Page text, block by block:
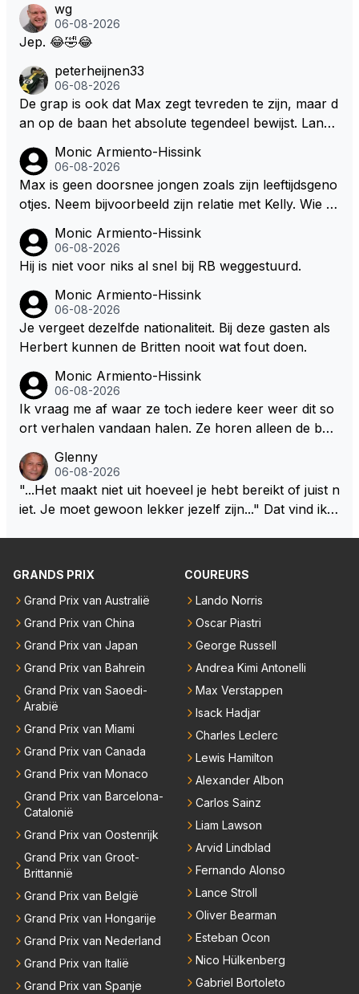
s. Je kunt de Staat het best vergelijken met de sherif
f van Nottinghem (Robin Hood) welk achter de bom
m/haar van zijn laatste zuurverdiende stuiver te ber
oven. De Staat heeft nooit ooit maar een stuiver in Z
andvoort willen investeren en dat zal ook nooit gebe
uren. Afdragen van BTW gelden en vergunningen bi
j dergelijke sportievefestiviteiten MOET je dan weer
wel afstaan, de parasiet.
wg
06-08-2026
Jep. 😂🤣😂
peterheijnen33
06-08-2026
De grap is ook dat Max zegt tevreden te zijn, maar d
an op de baan het absolute tegendeel bewijst. Lando
dan eigenlijk niet echt zien. ;)
Monic Armiento-Hissink
06-08-2026
Max is geen doorsnee jongen zoals zijn leeftijdsgeno
otjes. Neem bijvoorbeeld zijn relatie met Kelly. Wie g
artjes ouder is en al een kleine heeft van een voorm
alig RB-lid op de leeftijd van 23 jaar? Hij doet dingen
oon. Ieder jaar is er in Hongarije een uitje voor zijn t
eam. Op 28-jarige leeftijd is hij al eigenaar van een su
ccesvol raceteam. Hij is niet alleen speciaal in de aut
Monic Armiento-Hissink
06-08-2026
Hij is niet voor niks al snel bij RB weggestuurd.
Monic Armiento-Hissink
06-08-2026
Je vergeet dezelfde nationaliteit. Bij deze gasten als
Herbert kunnen de Britten nooit wat fout doen.
Monic Armiento-Hissink
06-08-2026
Ik vraag me af waar ze toch iedere keer weer dit so
ort verhalen vandaan halen. Ze horen alleen de boa
gedaan worden als ie nog vol adrenaline zit, maar ni
emand weet wat er zich afspeelt achter gesloten de
uren. Bovendien werken er 2000 man bij RB en niet
meesten van hen al sinds dat RB hun intrede deed a
anwezig waren. De mensen die nu een aantal van di
e lege plaatsen op gaan vullen hebben ook al jaren
binnen RB gewerkt en zijn voor Max geen vreemde
n meer. Ook andere teams verliezen mensen. Er wo
Glenny
06-08-2026
"...Het maakt niet uit hoeveel je hebt bereikt of juist n
iet. Je moet gewoon lekker jezelf zijn..." Dat vind ik z
zo'n mindset in een wereld waarin het nota bene he
o'n jonge leeftijd, kan ik alleen maar bewondering he
bben. Toen hij zijn eerste titel in Abu Dhabi won in 2
021 zei hij al direct dat hij had bereikt wat hij altijd al g
raag wilde. Max was tevreden, de rest is bonus. Iets
dergelijks heb ik bijvoorbeeld Lando Norris nog niet
horen zeggen. Eigenlijk nog geen enkele andere cou
reur...
GRANDS PRIX
Grand Prix van Australië
Grand Prix van China
Grand Prix van Japan
Grand Prix van Bahrein
Grand Prix van Saoedi-
Arabië
Grand Prix van Miami
Grand Prix van Canada
Grand Prix van Monaco
Grand Prix van Barcelona-
Catalonië
Grand Prix van Oostenrijk
Grand Prix van Groot-
Brittannië
Grand Prix van België
Grand Prix van Hongarije
Grand Prix van Nederland
Grand Prix van Italië
Grand Prix van Spanje
COUREURS
Lando Norris
Oscar Piastri
George Russell
Andrea Kimi Antonelli
Max Verstappen
Isack Hadjar
Charles Leclerc
Lewis Hamilton
Alexander Albon
Carlos Sainz
Liam Lawson
Arvid Lindblad
Fernando Alonso
Lance Stroll
Oliver Bearman
Esteban Ocon
Nico Hülkenberg
Gabriel Bortoleto